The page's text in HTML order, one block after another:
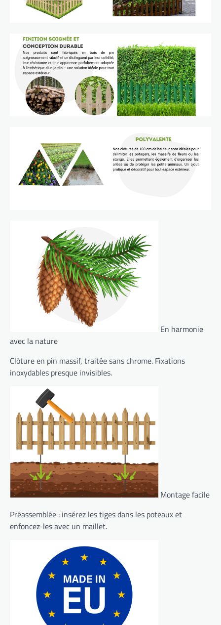
En harmonie
avec la nature
Clôture en pin massif, traitée sans chrome. Fixations
inoxydables presque invisibles.
Montage facile
Préassemblée : insérez les tiges dans les poteaux et
enfoncez-les avec un maillet.